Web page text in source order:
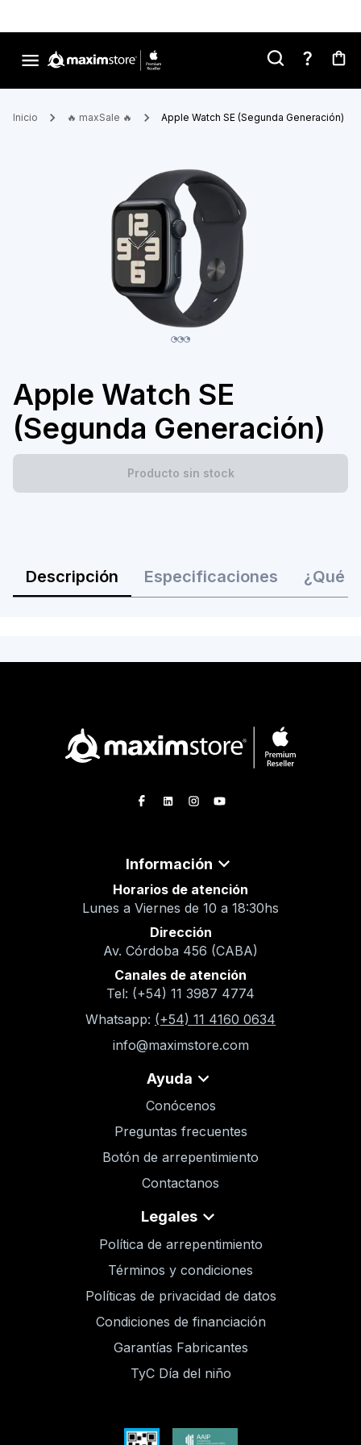
Inicio 🔥 maxSale 🔥 Apple Watch SE (Segunda Generación)
Apple Watch SE
(Segunda Generación)
Producto sin stock
Descripción Especificaciones ¿Qué
Información
Horarios de atención
Lunes a Viernes de 10 a 18:30hs
Dirección
Av. Córdoba 456 (CABA)
Canales de atención
Tel: (+54) 11 3987 4774
Whatsapp: (+54) 11 4160 0634
info@maximstore.com
Ayuda
Conócenos
Preguntas frecuentes
Botón de arrepentimiento
Contactanos
Legales
Política de arrepentimiento
Términos y condiciones
Políticas de privacidad de datos
Condiciones de financiación
Garantías Fabricantes
TyC Día del niño